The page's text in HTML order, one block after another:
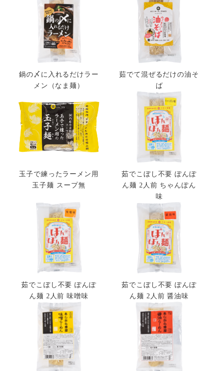
鍋の〆に入れるだけラー
メン（なま麺）
茹でて混ぜるだけの油そ
ば
玉子で練ったラーメン用
玉子麺 スープ無
茹でこぼし不要 ぽんぽ
ん麺 2人前 ちゃんぽん
味
茹でこぼし不要 ぽんぽ
ん麺 2人前 味噌味
茹でこぼし不要 ぽんぽ
ん麺 2人前 醤油味